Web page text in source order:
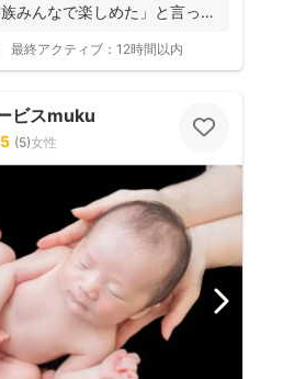
みんなで楽しめた」と言って
最終アクティブ： 12時間以内
ビスmuku
5 (5)女性